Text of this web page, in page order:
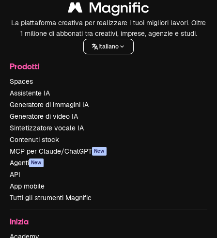
La piattaforma creativa per realizzare i tuoi migliori lavori. Oltre
1 milione di abbonati tra creativi, imprese, agenzie e studi.
Italiano
Prodotti
Spaces
Assistente IA
Generatore di immagini IA
Generatore di video IA
Sintetizzatore vocale IA
Contenuti stock
MCP per Claude/ChatGPT New
Agenti New
API
App mobile
Tutti gli strumenti Magnific
Inizia